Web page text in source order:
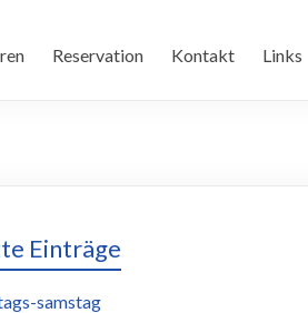
Reservation Kontakt Links
Einträge
samstag